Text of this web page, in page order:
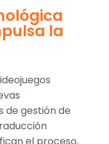
la
de gestión de